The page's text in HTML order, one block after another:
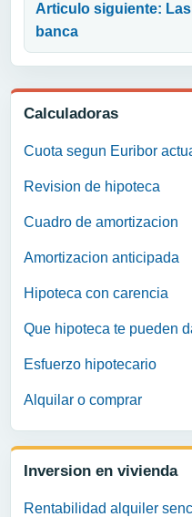
Calculadoras
Cuota segun Euribor
Revision de hipoteca
Cuadro de amortizacion
Amortizacion anticipada
Hipoteca con carencia
Que hipoteca te pueden
Esfuerzo hipotecario
Alquilar o comprar
Inversion en vivienda
Rentabilidad alquiler
Articulo siguiente:
banca